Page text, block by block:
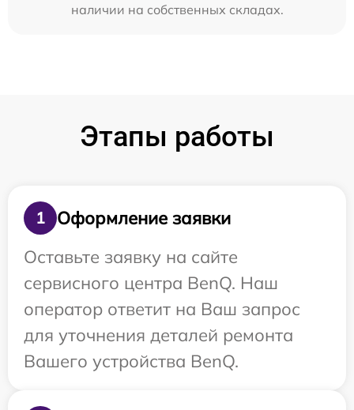
наличии на собственных складах.
Этапы работы
1
Оформление заявки
Оставьте заявку на сайте
сервисного центра BenQ. Наш
оператор ответит на Ваш запрос
для уточнения деталей ремонта
Вашего устройства BenQ.